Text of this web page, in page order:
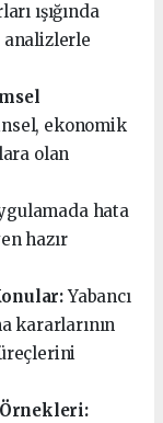
ışığında
analizlerle
ekonomik
olan
hata
hazır
Yabancı
kararlarının